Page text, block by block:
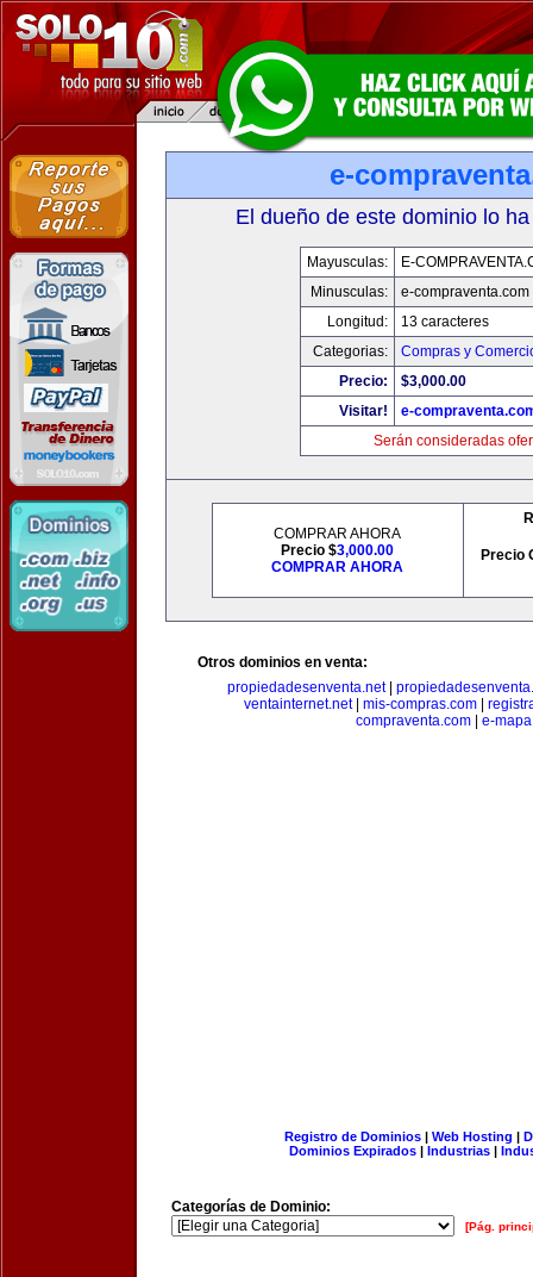
e-
El dueño de este dominio lo
Mayusculas:
E-
Minusculas:
e-compraventa.com
Longitud:
13 caracteres
Categorias:
Compras y
Precio:
$3,000.00
Visitar!
e-
Serán consideradas
COMPRAR AHORA
Precio $3,000.00
COMPRAR AHORA
Precio
Otros dominios en venta:
propiedadesenventa.net
ventainternet.net| mis-compras.com|
compraventa.com
e-
Registro de Dominios| Web Hosting |
Dominios Expirados | Industrias |
Categorías de Dominio:
[Pág.